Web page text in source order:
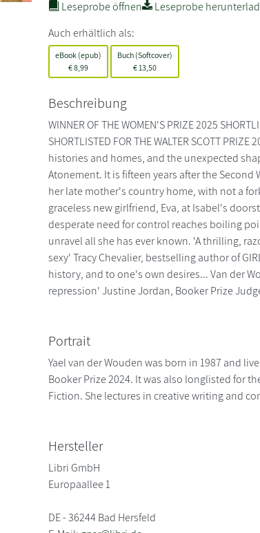
Leseprobe öffnen
Leseprobe
Auch erhältlich als:
eBook (epub)
€8,99
Buch (Softcover)
€ 13,50
Beschreibung
WINNER OF THE WOMEN'S PRIZE 2025
SHORTLISTED FOR THE WALTER SCOTT
histories and homes, and the unexpected
Atonement. It is fifteen years after the
her late mother's country home, with not a
graceless new girlfriend, Eva, at Isabel's
desperate need for control reaches boiling
unravel all she has ever known. 'A thrilling,
sexy' Tracy Chevalier, bestselling author of
history, and to one's own desires... Van der
repression' Justine Jordan, Booker Prize
Portrait
Yael van der Wouden was born in 1987 and
Booker Prize 2024. It was also longlisted for
Fiction. She lectures in creative writing and
Hersteller
Libri GmbH
Europaallee 1
DE - 36244 Bad Hersfeld